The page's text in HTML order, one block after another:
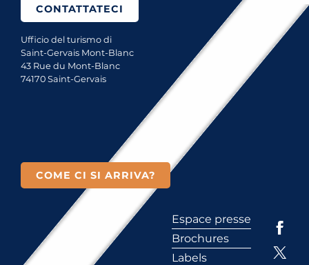
CONTATTATECI
Ufficio del turismo di
Saint-Gervais Mont-Blanc
43 Rue du Mont-Blanc
74170 Saint-Gervais
COME CI SI ARRIVA?
Espace presse
Brochures
Labels